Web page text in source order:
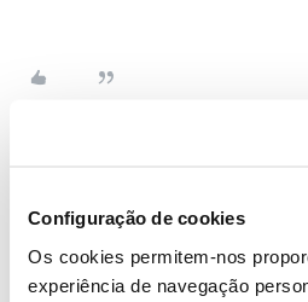
Configuração de cookies
Os cookies permitem-nos
experiência de navegação
Boa tarde ​@fernandosousa65
Lamentamos a situação que
esta situação.